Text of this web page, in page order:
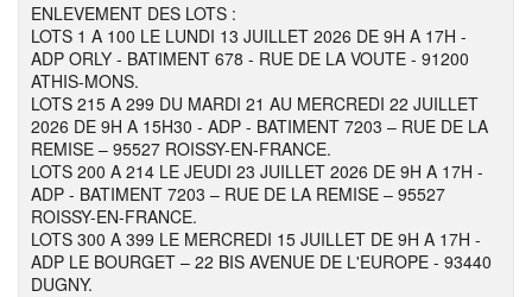
ENLEVEMENT DES LOTS :
LOTS 1 A 100 LE LUNDI 13 JUILLET 2026 DE 9H A 17H -
ADP ORLY - BATIMENT 678 - RUE DE LA VOUTE - 91200
ATHIS-MONS.
LOTS 215 A 299 DU MARDI 21 AU MERCREDI 22 JUILLET
2026 DE 9H A 15H30 - ADP - BATIMENT 7203 – RUE DE LA
REMISE – 95527 ROISSY-EN-FRANCE.
LOTS 200 A 214 LE JEUDI 23 JUILLET 2026 DE 9H A 17H -
ADP - BATIMENT 7203 – RUE DE LA REMISE – 95527
ROISSY-EN-FRANCE.
LOTS 300 A 399 LE MERCREDI 15 JUILLET DE 9H A 17H -
ADP LE BOURGET – 22 BIS AVENUE DE L'EUROPE - 93440
DUGNY.